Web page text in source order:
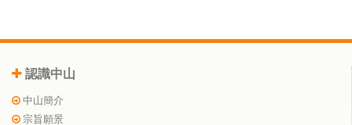
認識中山
中山簡介
宗旨願景